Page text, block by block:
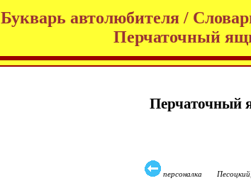
Букварь автолюбителя /
Перчаточный
Перчаточный
персоналка